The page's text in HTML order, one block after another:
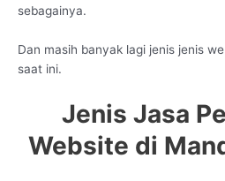
sebagainya.
Dan masih banyak lagi jenis jenis
saat ini.
Jenis Jasa
Website di